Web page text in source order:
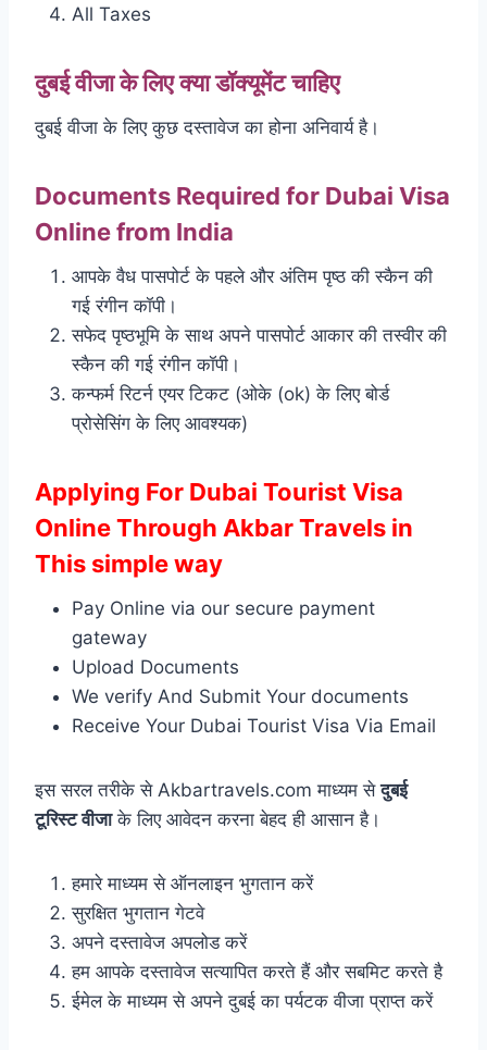
All Taxes
दुबई वीजा के लिए क्या डॉक्यूमेंट चाहिए
दुबई वीजा के लिए कुछ दस्तावेज का होना अनिवार्य है।
Documents Required for Dubai Visa
Online from India
आपके वैध पासपोर्ट के पहले और अंतिम पृष्ठ की स्कैन की
गई रंगीन कॉपी।
सफेद पृष्ठभूमि के साथ अपने पासपोर्ट आकार की तस्वीर की
स्कैन की गई रंगीन कॉपी।
कन्फर्म रिटर्न एयर टिकट (ओके (ok) के लिए बोर्ड
प्रोसेसिंग के लिए आवश्यक)
Applying For Dubai Tourist Visa
Online Through Akbar Travels in
This simple way
Pay Online via our secure payment
gateway
Upload Documents
We verify And Submit Your documents
Receive Your Dubai Tourist Visa Via Email
इस सरल तरीके से Akbartravels.com माध्यम सेदुबई
टूरिस्ट वीजाके लिए आवेदन करना बेहद ही आसान है।
हमारे माध्यम से ऑनलाइन भुगतान करें
सुरक्षित भुगतान गेटवे
अपने दस्तावेज अपलोड करें
हम आपके दस्तावेज सत्यापित करते हैं और सबमिट करते है
ईमेल के माध्यम से अपने दुबई का पर्यटक वीजा प्राप्त करें